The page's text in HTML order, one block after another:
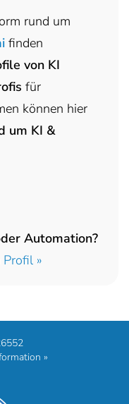
rund um
finden
von KI
für
können hier
um KI &
Automation?
»
»